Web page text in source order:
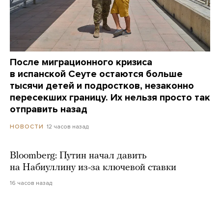
После миграционного кризиса
в испанской Сеуте остаются больше
тысячи детей и подростков, незаконно
пересекших границу. Их нельзя просто так
отправить назад
НОВОСТИ 12 часов назад
Bloomberg: Путин начал давить
на Набиуллину из-за ключевой ставки
16 часов назад